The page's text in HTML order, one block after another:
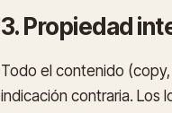
3. Propiedad
Todo el contenido
indicación contraria. Los